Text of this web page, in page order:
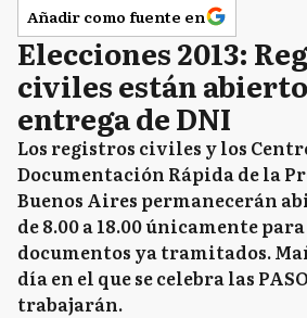
Añadir como fuente en
Elecciones 2013:
civiles están
entrega de DNI
Los registros civiles y los
Documentación Rápida de la
Buenos Aires permanecerán
de 8.00 a 18.00 únicamente
documentos ya tramitados.
día en el que se celebra las
trabajarán.